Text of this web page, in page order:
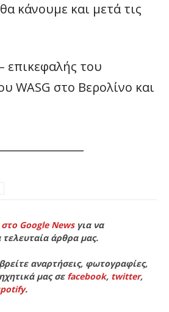
κάνουμε και μετά τις
επικεφαλής του
WASG στο Βερολίνο και
Google Newsγια να
άρθρα μας.
αναρτήσεις, φωτογραφίες,
μας σε facebook, twitter,
.